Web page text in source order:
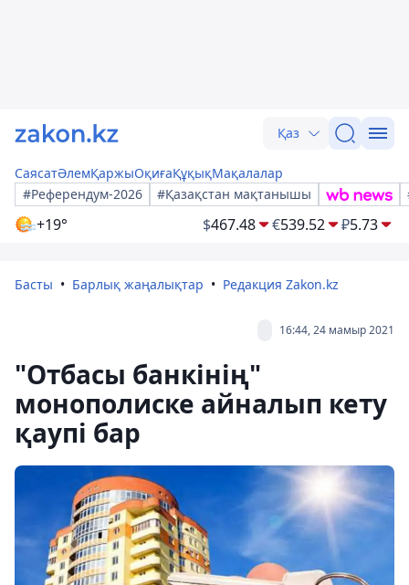
Қаз
СаясатӘлемҚаржыОқиғаҚұқықМақалалар
#Референдум-2026
#Қазақстан мақтанышы
+19° $467.48 €539.52 ₽5.73
Басты Барлық жаңалықтар Редакция Zakon.kz
16:44, 24 мамыр 2021
"Отбасы банкінің"
монополиске айналып кету
қаупі бар